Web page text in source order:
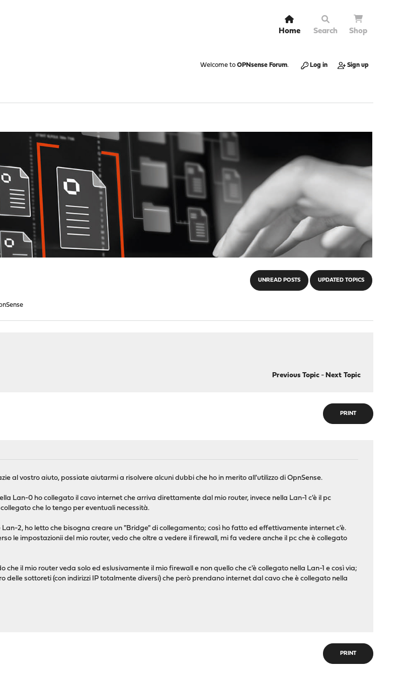
Home Search Shop
Welcome to OPNsense Forum. Log in Sign up
UNREAD POSTS UPDATED TOPICS
Previous Topic- Next Topic
PRINT
al vostro aiuto, possiate aiutarmi a risolvere alcuni dubbi che ho in merito all'utilizzo di OpnSense.
Lan-0 ho collegato il cavo internet che arriva direttamente dal mio router, invece nella Lan-1 c'è il pc
che lo tengo per eventuali necessità.
Lan-2, ho letto che bisogna creare un "Bridge" di collegamento; così ho fatto ed effettivamente internet c'è.
le impostazionii del mio router, vedo che oltre a vedere il firewall, mi fa vedere anche il pc che è collegato
che il mio router veda solo ed eslusivamente il mio firewall e non quello che c'è collegato nella Lan-1 e così via;
delle sottoreti (con indirizzi IP totalmente diversi) che però prendano internet dal cavo che è collegato nella
PRINT